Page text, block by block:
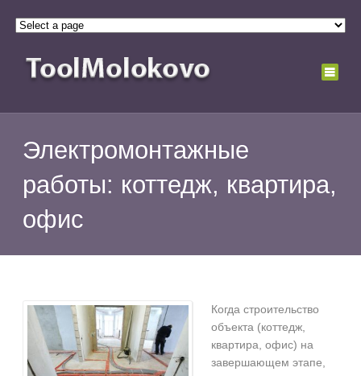
Электромонтажные
работы: коттедж, квартира,
офис
Когда строительство
объекта (коттедж,
квартира, офис) на
завершающем этапе,